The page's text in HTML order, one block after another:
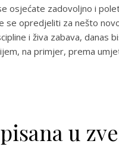
osjećate zadovoljno i
opredjeliti za nešto
i živa zabava, danas
na primjer, prema
u